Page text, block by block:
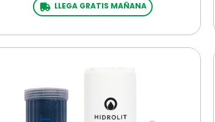
LLEGA GRATIS MAÑANA